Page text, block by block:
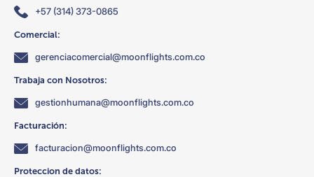
+57 (314) 373-0865
Comercial:
gerenciacomercial@moonflights.com.co
Trabaja con Nosotros:
gestionhumana@moonflights.com.co
Facturación:
facturacion@moonflights.com.co
Proteccion de datos: